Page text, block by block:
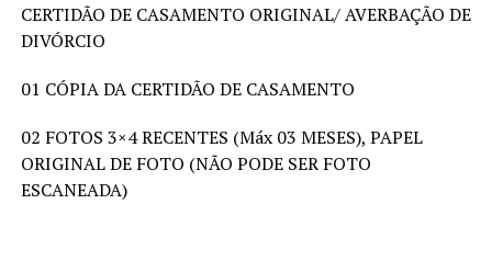
CERTIDÃO DE CASAMENTO ORIGINAL/ AVERBAÇÃO DE
DIVÓRCIO
01 CÓPIA DA CERTIDÃO DE CASAMENTO
02 FOTOS 3×4 RECENTES (Máx 03 MESES), PAPEL
ORIGINAL DE FOTO (NÃO PODE SER FOTO
ESCANEADA)